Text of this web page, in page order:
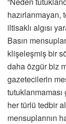
hazırlanmayan,
iltisaklı algısı
Basın
klişeleşmiş bir
daha özgür biz
gazetecilerin
her türlü tedbir
mensuplarının